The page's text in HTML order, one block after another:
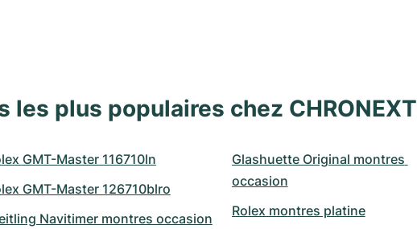
les plus populaires chez CHRONEXT
GMT-Master 116710ln
GMT-Master 126710blro
Navitimer montres occasion
Glashuette Original montres
occasion
Rolex montres platine